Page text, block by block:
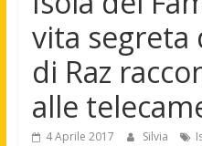
vita segreta
di Raz
alle
4 Aprile 2017 Silvia